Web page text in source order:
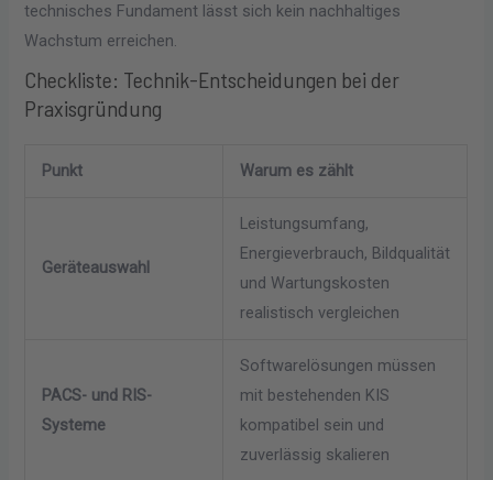
technisches Fundament lässt sich kein nachhaltiges
Wachstum erreichen.
Checkliste: Technik-Entscheidungen bei der
Praxisgründung
Punkt Warum es zählt
Geräteauswahl
Leistungsumfang,
Energieverbrauch, Bildqualität
und Wartungskosten
realistisch vergleichen
PACS- und RIS-
Systeme
Softwarelösungen müssen
mit bestehenden KIS
kompatibel sein und
zuverlässig skalieren